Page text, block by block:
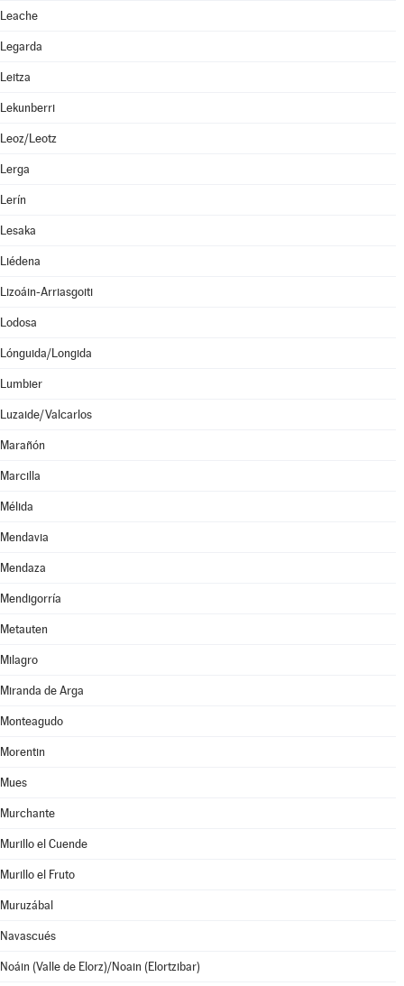
Leache
Legarda
Leitza
Lekunberri
Leoz/Leotz
Lerga
Lerín
Lesaka
Liédena
Lizoáin-Arriasgoiti
Lodosa
Lónguida/Longida
Lumbier
Luzaide/Valcarlos
Marañón
Marcilla
Mélida
Mendavia
Mendaza
Mendigorría
Metauten
Milagro
Miranda de Arga
Monteagudo
Morentin
Mues
Murchante
Murillo el Cuende
Murillo el Fruto
Muruzábal
Navascués
Noáin (Valle de Elorz)/Noain (Elortzibar)